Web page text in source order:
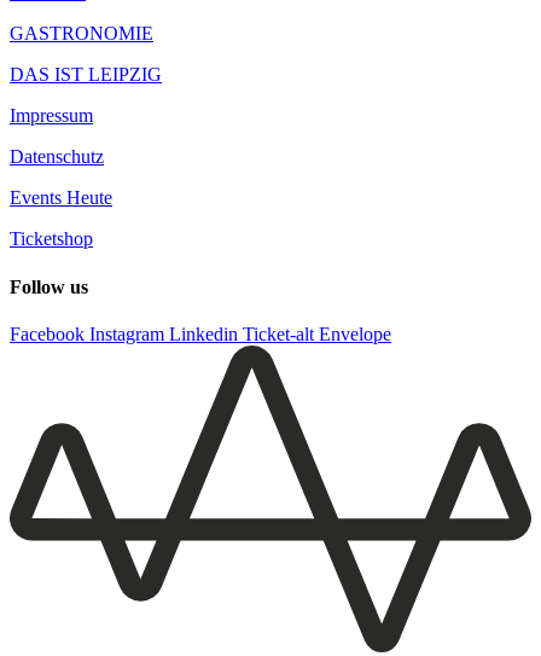
GASTRONOMIE
DAS IST LEIPZIG
Impressum
Datenschutz
Events Heute
Ticketshop
Follow us
Facebook Instagram Linkedin Ticket-alt Envelope